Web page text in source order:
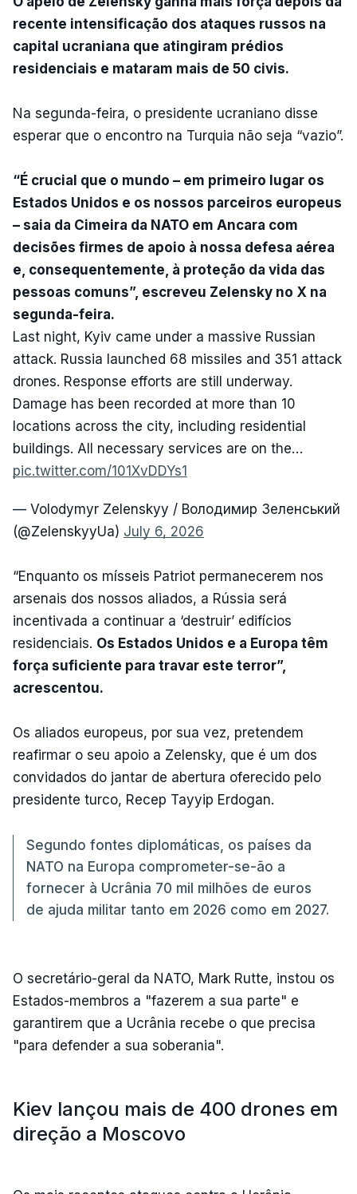
recente intensificação dos ataques russos na
capital ucraniana que atingiram prédios
residenciais e mataram mais de 50 civis.
Na segunda-feira, o presidente ucraniano disse
esperar que o encontro na Turquia não seja “vazio”.
“É crucial que o mundo – em primeiro lugar os
Estados Unidos e os nossos parceiros europeus
– saia da Cimeira da NATO em Ancara com
decisões firmes de apoio à nossa defesa aérea
e, consequentemente, à proteção da vida das
pessoas comuns”, escreveu Zelensky no X na
segunda-feira.
Last night, Kyiv came under a massive Russian
attack. Russia launched 68 missiles and 351 attack
drones. Response efforts are still underway.
Damage has been recorded at more than 10
locations across the city, including residential
buildings. All necessary services are on the…
pic.twitter.com/101XvDDYs1
— Volodymyr Zelenskyy / Володимир Зеленський
(@ZelenskyyUa) July 6, 2026
“Enquanto os mísseis Patriot permanecerem nos
arsenais dos nossos aliados, a Rússia será
incentivada a continuar a ‘destruir’ edifícios
residenciais. Os Estados Unidos e a Europa têm
força suficiente para travar este terror”,
acrescentou.
Os aliados europeus, por sua vez, pretendem
reafirmar o seu apoio a Zelensky, que é um dos
convidados do jantar de abertura oferecido pelo
presidente turco, Recep Tayyip Erdogan.
Segundo fontes diplomáticas, os países da
NATO na Europa comprometer-se-ão a
fornecer à Ucrânia 70 mil milhões de euros
de ajuda militar tanto em 2026 como em 2027.
O secretário-geral da NATO, Mark Rutte, instou os
Estados-membros a "fazerem a sua parte" e
garantirem que a Ucrânia recebe o que precisa
"para defender a sua soberania".
Kiev lançou mais de 400 drones em
direção a Moscovo